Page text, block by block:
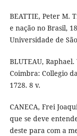
BEATTIE, Peter M.
e nação no Brasil,
Universidade de
BLUTEAU,
Coimbra: Collegio
1728. 8 v.
CANECA, Frei
que se deve
deste para com a